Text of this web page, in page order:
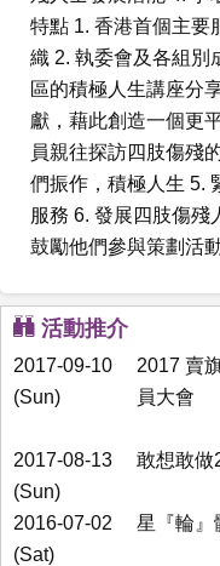
特點 1. 香港首個主要
織 2. 執委會及各組別
區的積極人生講座分
獻，藉此創造一個更
員親往探訪四肢傷殘
們振作，積極人生 5.
服務 6. 發展四肢傷殘
鼓勵他們參與策劃活
活動推介
2017-09-10
(Sun)
2017 賣
員大會
2017-08-13
(Sun)
敢想敢做
2016-07-02
(Sat)
星『輪』